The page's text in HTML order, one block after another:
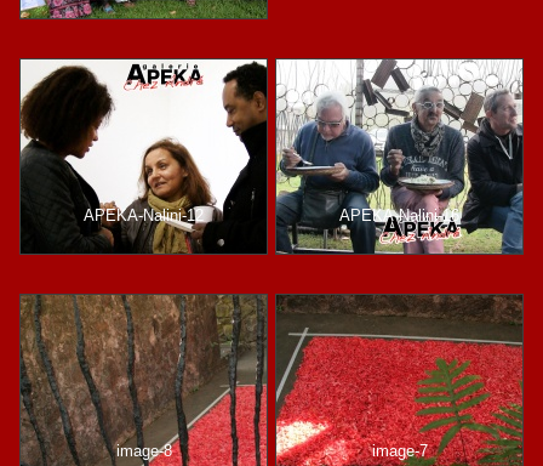
APEKA-Nalini-12 APEKA-Nalini-16
image-8 image-7